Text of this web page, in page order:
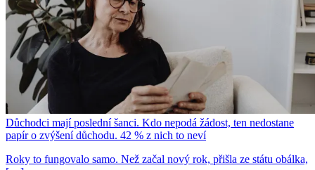
Důchodci mají poslední šanci. Kdo nepodá žádost, ten nedostane
papír o zvýšení důchodu. 42 % z nich to neví
Roky to fungovalo samo. Než začal nový rok, přišla ze státu obálka,